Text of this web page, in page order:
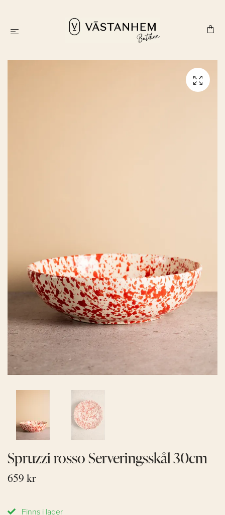
Spruzzi rosso Serveringsskål 30cm
659 kr
Finns i lager